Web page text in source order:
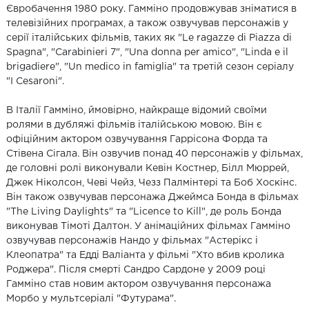
Євробачення 1980 року. Гамміно продовжував зніматися в
телевізійних програмах, а також озвучував персонажів у
серії італійських фільмів, таких як "Le ragazze di Piazza di
Spagna", "Carabinieri 7", "Una donna per amico", "Linda e il
brigadiere", "Un medico in famiglia" та третій сезон серіалу
"I Cesaroni".
В Італії Гамміно, ймовірно, найкраще відомий своїми
ролями в дубляжі фільмів італійською мовою. Він є
офіційним актором озвучування Гаррісона Форда та
Стівена Сігала. Він озвучив понад 40 персонажів у фільмах,
де головні ролі виконували Кевін Костнер, Білл Мюррей,
Джек Ніколсон, Чеві Чейз, Чезз Палмінтері та Боб Хоскінс.
Він також озвучував персонажа Джеймса Бонда в фільмах
"The Living Daylights" та "Licence to Kill", де роль Бонда
виконував Тімоті Далтон. У анімаційних фільмах Гамміно
озвучував персонажів Нандо у фільмах "Астерікс і
Клеопатра" та Едді Валіанта у фільмі "Хто вбив кролика
Роджера". Після смерті Сандро Сардоне у 2009 році
Гамміно став новим актором озвучування персонажа
Морбо у мультсеріалі "Футурама".